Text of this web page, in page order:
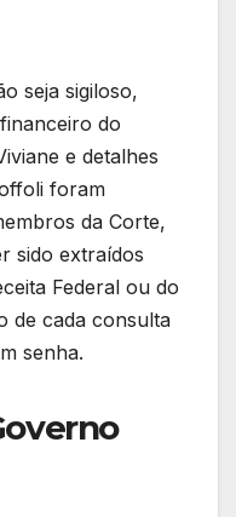
seja sigiloso,
do
e detalhes
foram
da Corte,
sido extraídos
Federal ou do
de cada consulta
senha.